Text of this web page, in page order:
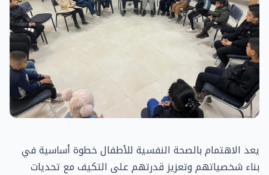
يعد الاهتمام بالصحة النفسية للأطفال خطوة أساسية في
بناء شخصياتهم وتعزيز قدرتهم على التكيف مع تحديات